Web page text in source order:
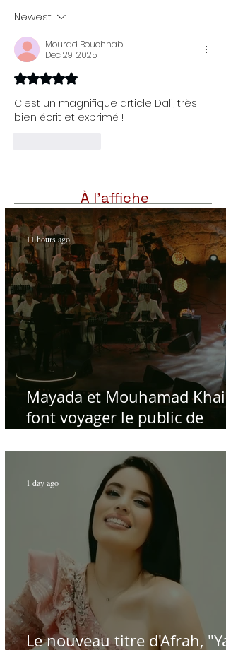
Newest
Mourad Bouchnab
Dec 29, 2025
Rated 5 out of 5 stars.
C'est un magnifique article Dali, très
bien écrit et exprimé !
À l'affiche
Mayada et Mouhamad
font voyager le public de
chant et de la musique
d'antan
11 hours ago
Le nouveau titre d'Afrah, "Ya
1 day ago